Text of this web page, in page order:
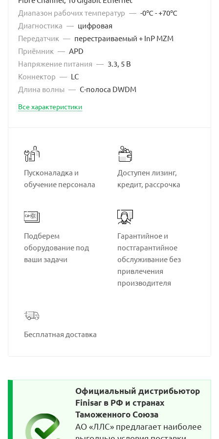
Диапазон рабочих температур — -0℃ - +70℃
Диагностика — цифровая
Передатчик — перестраиваемый + InP MZM
Приёмник — APD
Напряжение питания — 3.3, 5 В
Коннектор — LC
Длина волны — С-полоса DWDM
Все характеристики
Пусконаладка и
обучение персонала
Доступен лизинг,
кредит, рассрочка
Подберем
оборудование под
ваши задачи
Гарантийное и
постгарантийное
обслуживание без
привлечения
производителя
Бесплатная доставка
Официальный дистрибьютор
Finisar в РФ и странах
Таможенного Союза
АО «ЛЛС» предлагает наиболее